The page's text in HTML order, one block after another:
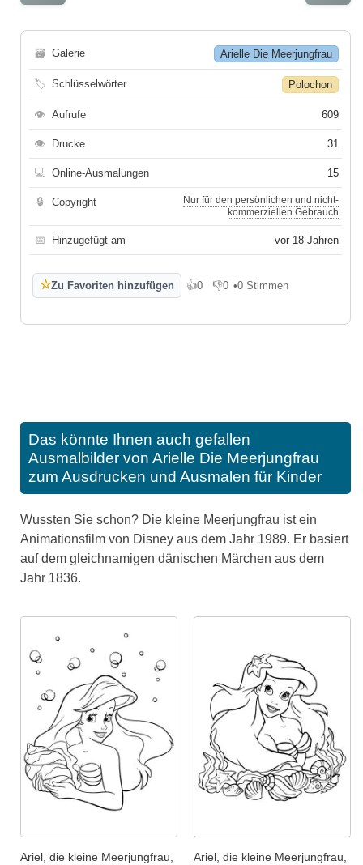
🗃 Galerie Arielle Die Meerjungfrau
🏷 Schlüsselwörter Polochon
👁 Aufrufe 609
👁 Drucke 31
💻 Online-Ausmalungen 15
🔒 Copyright
Nur für den persönlichen und nicht-
kommerziellen Gebrauch
📅 Hinzugefügt am vor 18 Jahren
☆Zu Favoriten hinzufügen 👍0
Gefällt mir
👎0
Gefällt mir nicht
•0 Stimmen
Das könnte Ihnen auch gefallen
Ausmalbilder von Arielle Die Meerjungfrau
zum Ausdrucken und Ausmalen für Kinder
Wussten Sie schon? Die kleine Meerjungfrau ist ein
Animationsfilm von Disney aus dem Jahr 1989. Er basiert
auf dem gleichnamigen dänischen Märchen aus dem
Jahr 1836.
Ariel, die kleine Meerjungfrau,
Ariel, die kleine Meerjungfrau,